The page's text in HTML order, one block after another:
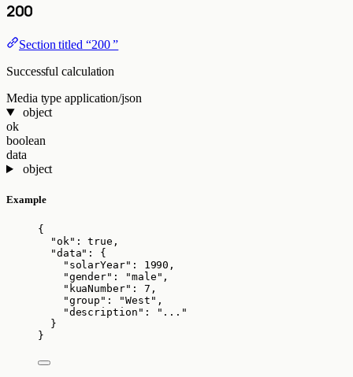
200
Section titled “200 ”
Successful calculation
Media type application/json
object
ok
boolean
data
object
Example
{
"ok" : true ,
"data" : {
"solarYear" : 1990 ,
"gender" : "male " ,
"kuaNumber" : 7 ,
"group" : "West " ,
"description" : " ... "
}
}